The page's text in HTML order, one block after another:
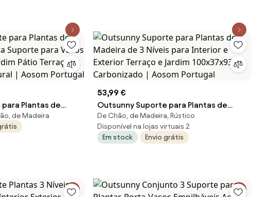
Plantas de
Suporte para
Jardim Pátio
de Madeira
53,99 €
Outsunny Suporte para Plantas de
Madeira de 3 Níveis para Interior e
Exterior Terraço e Jardim 100x37x93
cm Carbonizado | Aosom Portugal
De Chão, de Madeira, Rústico
Disponível na lojas virtuais 2
Em stock
Envio grátis